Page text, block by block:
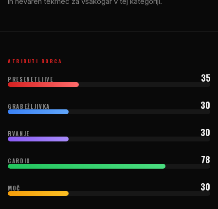
ATRIBUTI BORCA
PRESENETLJIVE 35
GRABEŽLJIVKA 30
RVANJE 30
CARDIO 78
MOČ 30